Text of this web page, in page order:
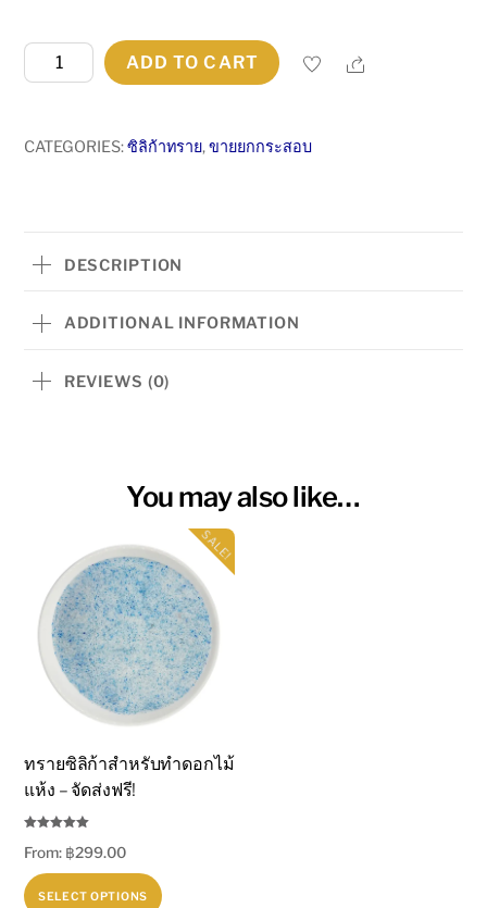
ลิ
ทราย
แห้ง
ส่ง
ขาย
quantity
ADD TO CART Share
CATEGORIES:ซิลิก้าทราย,ขายยกกระสอบ
DESCRIPTION
ADDITIONAL INFORMATION
REVIEWS (0)
You may also like…
SALE!
ทรายซิลิก้าสำหรับทำดอกไม้
แห้ง – จัดส่งฟรี!
4.94
out of 5
From: ฿299.00
SELECT OPTIONS